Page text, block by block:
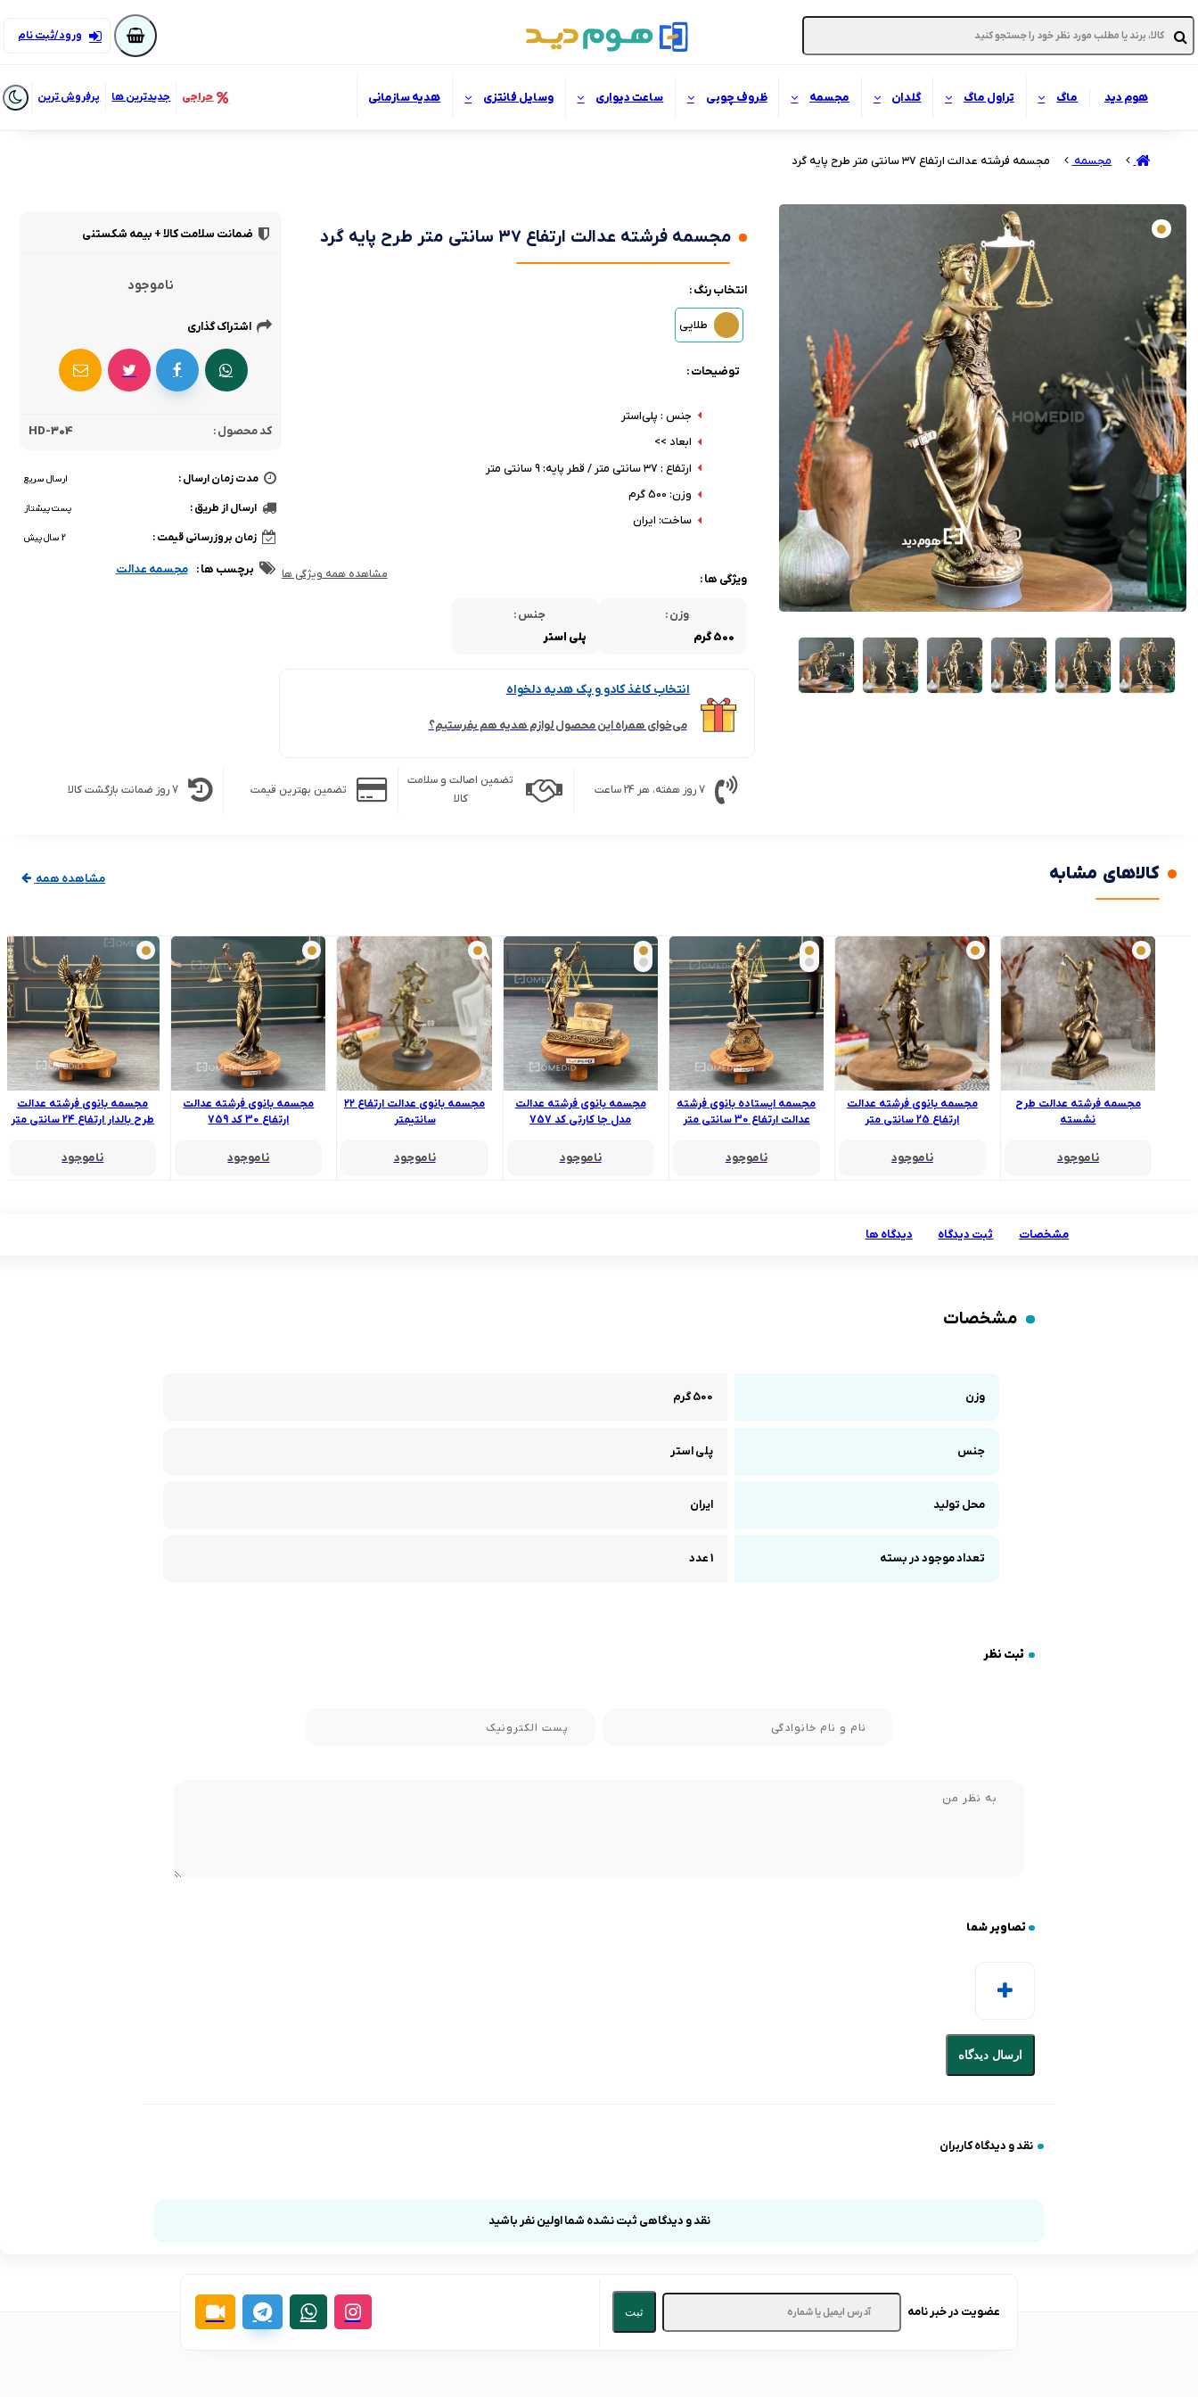
ورود/ثبت نام
هوم دید ماگ تراول ماگ گلدان مجسمه ظروف چوبی ساعت دیواری وسایل فانتزی هدیه سازمانی حراجی جدیدترین ها پرفروش ترین
مجسمه مجسمه فرشته عدالت ارتفاع ۳۷ سانتی متر طرح پایه گرد
مجسمه فرشته عدالت ارتفاع ۳۷ سانتی متر طرح پایه گرد
انتخاب رنگ :
طلایی
توضیحات :
جنس : پلی‌استر
ابعاد >>
ارتفاع : ۳7 سانتی متر / قطر پایه: 9 سانتی متر
وزن: 500 گرم
ساخت: ایران
ویژگی ها : مشاهده همه ویژگی ها
وزن :
500 گرم
جنس :
پلی استر
ضمانت سلامت کالا + بیمه شکستنی
ناموجود
اشتراک گذاری
کد محصول : HD-304
مدت زمان ارسال : ارسال سریع
ارسال از طریق : پست پیشتاز
زمان بروزرسانی قیمت : 2 سال پیش
برچسب ها : مجسمه عدالت
انتخاب کاغذ کادو و پک هدیه دلخواه
می‌خوای همراه این محصول لوازم هدیه هم بفرستیم؟
7 روز هفته، هر 24 ساعت
تضمین اصالت و سلامت
کالا
تضمین بهترین قیمت 7 روز ضمانت بازگشت کالا
کالاهای مشابه مشاهده همه
مجسمه فرشته عدالت طرح
نشسته
ناموجود
مجسمه بانوی فرشته عدالت
ارتفاع 25 سانتی متر
ناموجود
مجسمه ایستاده بانوی فرشته
عدالت ارتفاع 30 سانتی متر
ناموجود
مجسمه بانوی فرشته عدالت
مدل جا کارتی کد 757
ناموجود
مجسمه بانوی عدالت ارتفاع ۲۲
سانتیمتر
ناموجود
مجسمه بانوی فرشته عدالت
ارتفاع 30 کد 759
ناموجود
مجسمه بانوی فرشته عدالت
طرح بالدار ارتفاع 24 سانتی متر
ناموجود
مشخصات ثبت دیدگاه دیدگاه ها
مشخصات
وزن 500 گرم
جنس پلی استر
محل تولید ایران
تعداد موجود در بسته 1 عدد
ثبت نظر
تصاویر شما
ارسال دیدگاه
نقد و دیدگاه کاربران
نقد و دیدگاهی ثبت نشده شما اولین نفر باشید
عضویت در خبر نامه ثبت